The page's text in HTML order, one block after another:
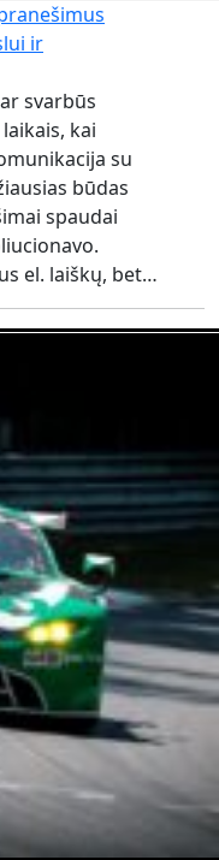
ir
svarbūs
kai
su
būdas
spaudai
el. laiškų, bet…